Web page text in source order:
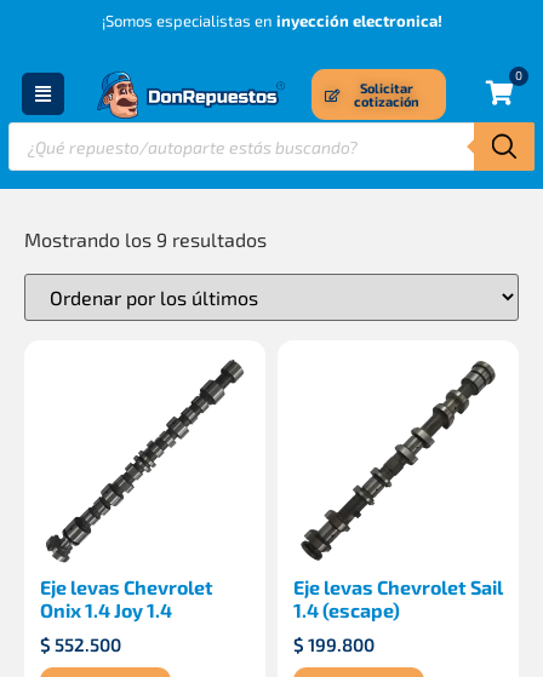
¡Somos especialistas en inyección electronica!
Solicitar
cotización
0
Mostrando los 9 resultados
Eje levas Chevrolet
Onix 1.4 Joy 1.4
$ 552.500
Eje levas Chevrolet Sail
1.4 (escape)
$ 199.800